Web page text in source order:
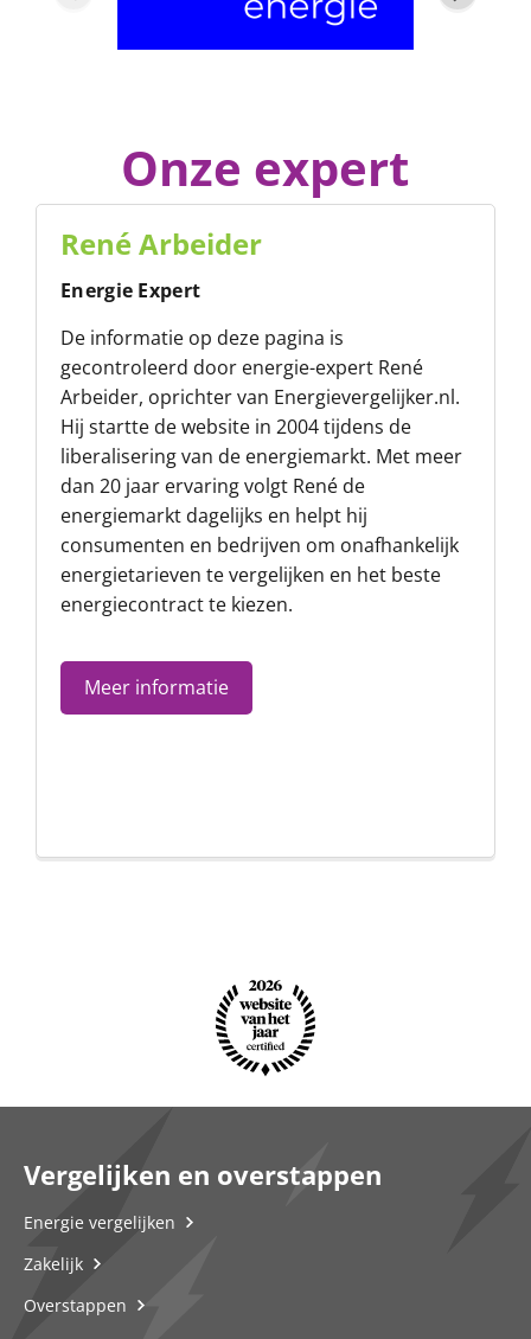
Onze expert
René Arbeider
Energie Expert
De informatie op deze pagina is
gecontroleerd door energie-expert René
Arbeider, oprichter van Energievergelijker.nl.
Hij startte de website in 2004 tijdens de
liberalisering van de energiemarkt. Met meer
dan 20 jaar ervaring volgt René de
energiemarkt dagelijks en helpt hij
consumenten en bedrijven om onafhankelijk
energietarieven te vergelijken en het beste
energiecontract te kiezen.
Meer informatie
Vergelijken en overstappen
Energie vergelijken
Zakelijk
Overstappen